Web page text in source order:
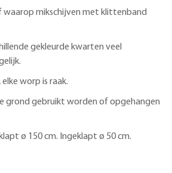
waarop mikschijven met klittenband
gekleurde kwarten veel
worp is raak.
grond gebruikt worden of opgehangen
ø 150 cm. Ingeklapt ø 50 cm.